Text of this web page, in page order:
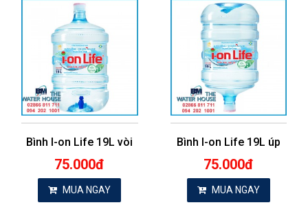
Bình I-on Life 19L vòi
75.000đ
MUA NGAY
Bình I-on Life 19L úp
75.000đ
MUA NGAY